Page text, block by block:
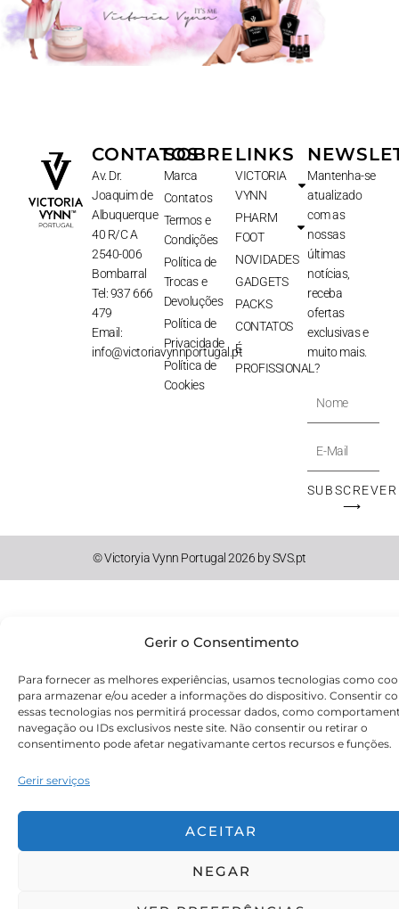
Gerir o Consentimento
Para fornecer as melhores experiências, usamos tecnologias como
para armazenar e/ou aceder a informações do dispositivo. Consentir
essas tecnologias nos permitirá processar dados, como
navegação ou IDs exclusivos neste site. Não consentir ou retirar o
consentimento pode afetar negativamante certos recursos e funções.
Gerir serviços
ACEITAR
NEGAR
CONTATOS
Av. Dr.
Joaquim de
Albuquerque
40 R/C A
2540-006
Bombarral
Tel: 937 666
479
Email:
info@victoriavynnportugal.pt
SOBRE
Marca
Contatos
Termos e
Condições
Política de
Trocas e
Devoluções
Política de
Privacidade
Política de
Cookies
LINKS
VICTORIA
VYNN
PHARM
FOOT
NOVIDADES
GADGETS
PACKS
CONTATOS
É
PROFISSIONAL?
Mantenha-se
atualizado
com as
nossas
últimas
notícias,
receba
ofertas
exclusivas e
muito mais.
Nome
E-
Mail
SUBSCREVER
⟶
© Victoryia Vynn Portugal 2026 by SVS.pt